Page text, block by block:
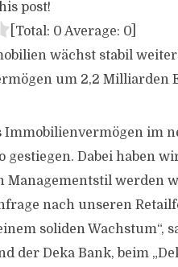
post!
[Total: 0 Average: 0
wächst stabil
um 2,2 Milliarden
Immobilienvermögen im
gestiegen. Dabei haben
Management­­­­­­­­stil werden
nach unseren
soliden Wachstum“,
der Deka Bank, beim